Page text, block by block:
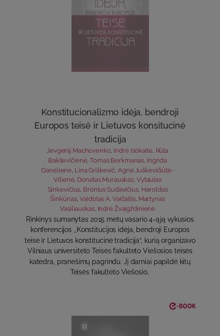
Konstitucionalizmo idėja, bendroji
Europos teisė ir Lietuvos konsitucinė
tradicija
Jevgenij Machovenko, Indrė Isokaitė, Rūta
Bakševičienė,Tomas Berkmanas, Ingrida
Danėlienė Lina Griškevič Agnė Juškevičiūtė-
Vilienė, Donatas Murauskas, Vytautas
Sinkevičius Bronius Sudavičius, Haroldas
Šinkūnas,Vaidotas A. Vaičaitis, Martynas
Vasiliauskas, Indrė Žvaigždinienė
Rinkinys sumanytas 2015 metų vasario 4-ąją vykusios
konferencijos ,,Konstitucijos idėja, bendroji Europos
teisė ir Lietuvos konstitucinė tradicija“, kurią organizavo
Vilniaus universiteto Teisės fakulteto Viešosios teisės
katedra, pranešimų pagrindu. Jį darniai papildė kitų
Teisės fakulteto Viešosio..